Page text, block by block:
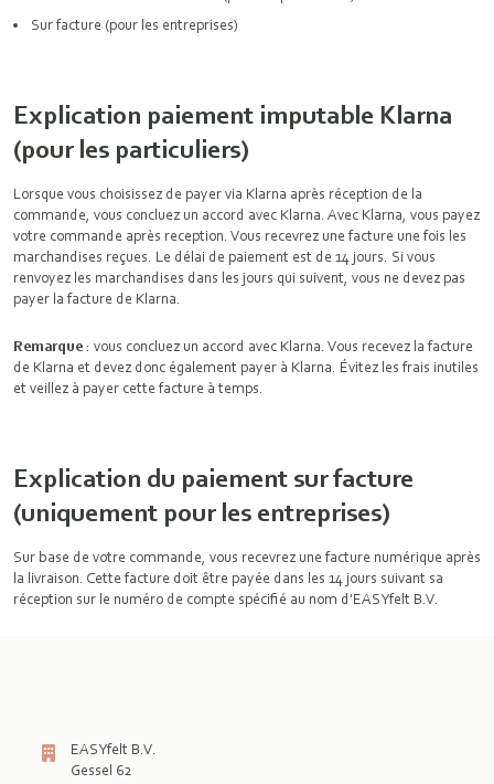
Sur facture (pour les entreprises)
Explication paiement imputable Klarna
(pour les particuliers)
Lorsque vous choisissez de payer via Klarna après réception de la
commande, vous concluez un accord avec Klarna. Avec Klarna, vous payez
votre commande après reception. Vous recevrez une facture une fois les
marchandises reçues. Le délai de paiement est de 14 jours. Si vous
renvoyez les marchandises dans les jours qui suivent, vous ne devez pas
payer la facture de Klarna.
Remarque : vous concluez un accord avec Klarna. Vous recevez la facture
de Klarna et devez donc également payer à Klarna. Évitez les frais inutiles
et veillez à payer cette facture à temps.
Explication du paiement sur facture
(uniquement pour les entreprises)
Sur base de votre commande, vous recevrez une facture numérique après
la livraison. Cette facture doit être payée dans les 14 jours suivant sa
réception sur le numéro de compte spécifié au nom d'EASYfelt B.V.
EASYfelt B.V.
Gessel 62